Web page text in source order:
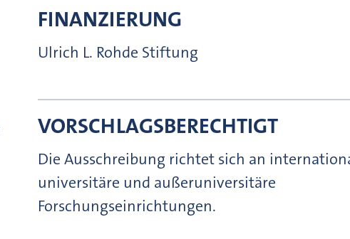
FINANZIERUNG
Ulrich L. Rohde Stiftung
VORSCHLAGSBERECHTIGT
Die Ausschreibung richtet sich an
universitäre und außeruniversitäre
Forschungseinrichtungen.